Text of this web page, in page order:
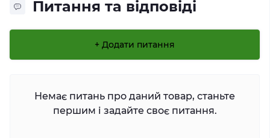
Питання та відповіді
+ Додати питання
Немає питань про даний товар, станьте
першим і задайте своє питання.